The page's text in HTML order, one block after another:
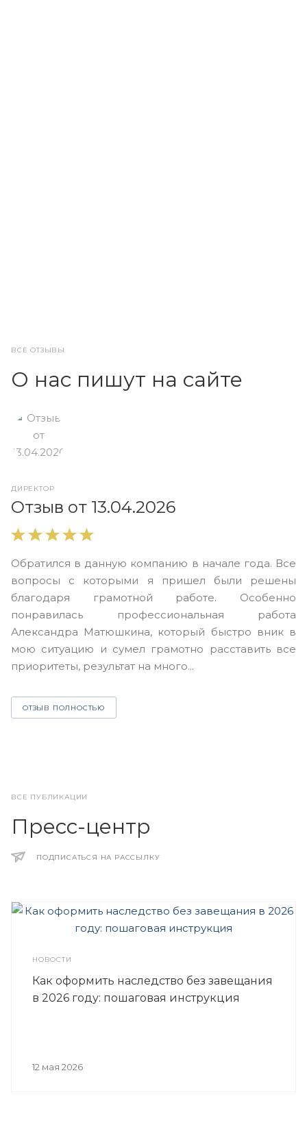
ВСЕ ОТЗЫВЫ
О нас пишут на сайте
ДИРЕКТОР
Отзыв от 13.04.2026
Обратился в данную компанию в начале года. Все
вопросы с которыми я пришел были решены
благодаря грамотной работе. Особенно
понравилась профессиональная работа
Александра Матюшкина, который быстро вник в
мою ситуацию и сумел грамотно расставить все
приоритеты, результат на много...
ОТЗЫВ ПОЛНОСТЬЮ
ВСЕ ПУБЛИКАЦИИ
Пресс-центр
ПОДПИСАТЬСЯ НА РАССЫЛКУ
НОВОСТИ
Как оформить наследство без завещания
в 2026 году: пошаговая инструкция
12 мая 2026